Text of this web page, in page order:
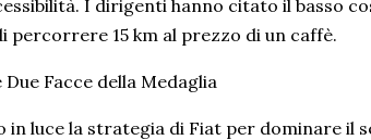
I dirigenti hanno citato il basso
percorrere 15 km al prezzo di un caffè.
Facce della Medaglia
in luce la strategia di Fiat per dominare il